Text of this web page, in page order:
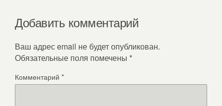
Добавить комментарий
Ваш адрес email не будет опубликован.
Обязательные поля помечены *
Комментарий *